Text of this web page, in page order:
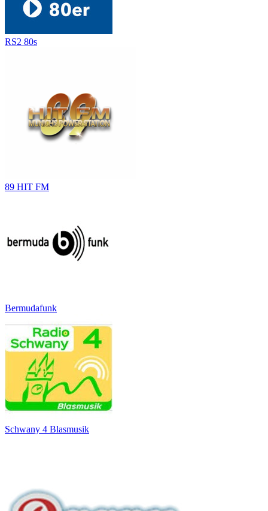
RS2 80s
89 HIT FM
Bermudafunk
Schwany 4 Blasmusik